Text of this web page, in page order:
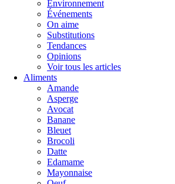
Environnement
Événements
On aime
Substitutions
Tendances
Opinions
Voir tous les articles
Aliments
Amande
Asperge
Avocat
Banane
Bleuet
Brocoli
Datte
Edamame
Mayonnaise